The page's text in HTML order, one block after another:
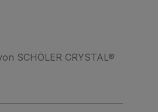
SCHÖLER CRYSTAL®